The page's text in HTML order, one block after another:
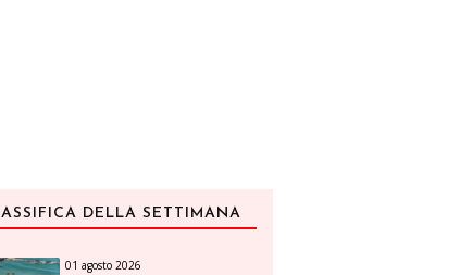
DELLA SETTIMANA
01 agosto 2026